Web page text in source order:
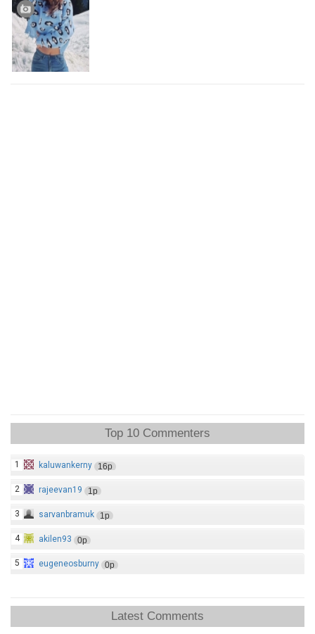
Top 10 Commenters
1 kaluwankerny 16p
2 rajeevan19 1p
3 sarvanbramuk 1p
4 akilen93 0p
5 eugeneosburny 0p
Latest Comments